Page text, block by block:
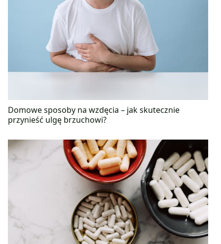
Domowe sposoby na wzdęcia – jak skutecznie
przynieść ulgę brzuchowi?